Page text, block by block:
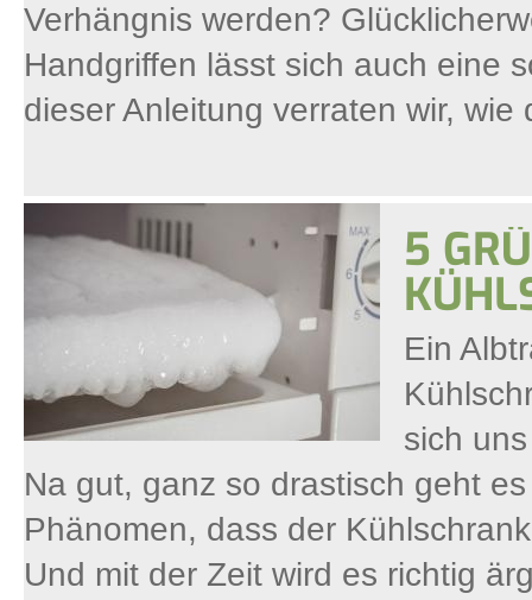
Verhängnis werden?
Handgriffen lässt sich auch eine
dieser Anleitung verraten wir, wie
5
Ein
sich
Na gut, ganz so drastisch geht
Phänomen, dass der
Und mit der Zeit wird es richtig